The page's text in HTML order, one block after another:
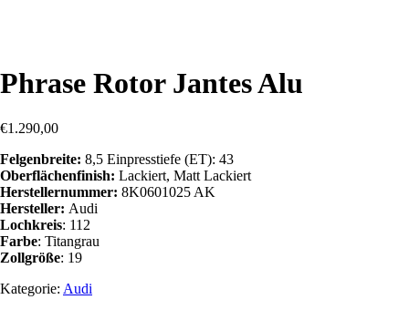
Phrase Rotor Jantes Alu
€1.290,00
Felgenbreite: 8,5 Einpresstiefe (ET): 43
Oberflächenfinish: Lackiert, Matt Lackiert
Herstellernummer: 8K0601025 AK
Hersteller: Audi
Lochkreis: 112
Farbe: Titangrau
Zollgröße: 19
Kategorie: Audi